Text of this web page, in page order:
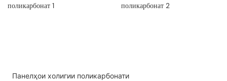
Панелҳои холигии поликарбонати